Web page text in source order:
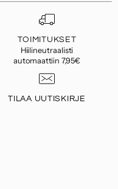
TOIMITUKSET
Hiilineutraalisti
automaattiin 7,95€
TILAA UUTISKIRJE